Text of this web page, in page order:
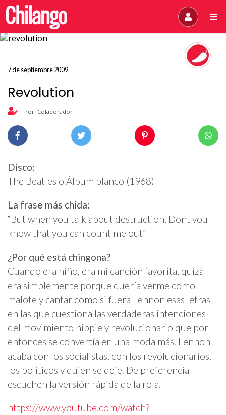
7 de septiembre 2009
Revolution
Por: Colaborador
Disco:
The Beatles o Álbum blanco (1968)
La frase más chida:
“But when you talk about destruction, Dont you
know that you can count me out”
¿Por qué está chingona?
Cuando era niño, era mi canción favorita, quizá
era simplemente porque quería verme como
malote y cantar como si fuera Lennon esas letras
en las que cuestiona las verdaderas intenciones
del movimiento hippie y revolucionario que por
entonces se convertía en una moda más. Lennon
acaba con los socialistas, con los revolucionarios,
los políticos y quién se deje. De preferencia
escuchen la versión rápida de la rola.
https://www.youtube.com/watch?